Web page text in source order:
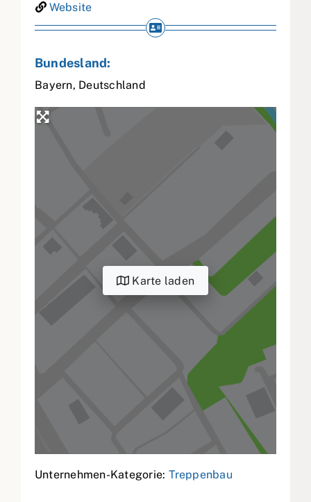
Website
Bundesland:
Bayern, Deutschland
Karte laden
Unternehmen-Kategorie: Treppenbau